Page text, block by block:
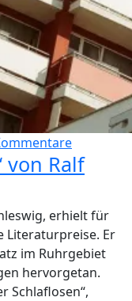
von Ralf
erhielt für
Literaturpreise. Er
im Ruhrgebiet
hervorgetan.
Schlaflosen“,